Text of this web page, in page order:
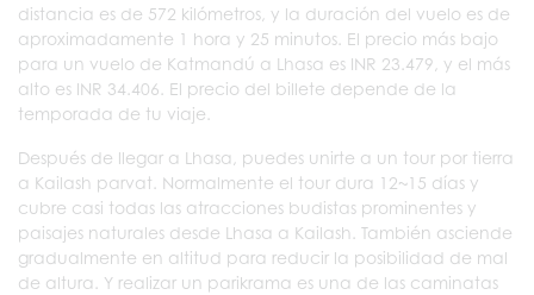
distancia es de 572 kilómetros, y la duración del vuelo es de
aproximadamente 1 hora y 25 minutos. El precio más bajo
para un vuelo de Katmandú a Lhasa es INR 23.479, y el más
alto es INR 34.406. El precio del billete depende de la
temporada de tu viaje.
Después de llegar a Lhasa, puedes unirte a un tour por tierra
a Kailash parvat. Normalmente el tour dura 12~15 días y
cubre casi todas las atracciones budistas prominentes y
paisajes naturales desde Lhasa a Kailash. También asciende
gradualmente en altitud para reducir la posibilidad de mal
de altura. Y realizar un parikrama es una de las caminatas